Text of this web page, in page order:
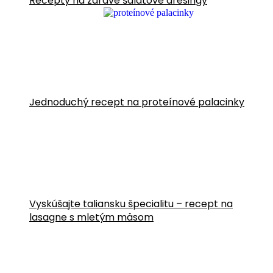
Jednoduchý recept na proteínové palacinky
Vyskúšajte taliansku špecialitu – recept na
lasagne s mletým mäsom